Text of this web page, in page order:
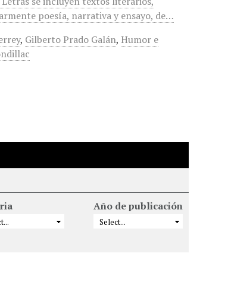
poesía, narrativa y ensayo, de…
, Gilberto Prado Galán, Humor e
Año de publicación